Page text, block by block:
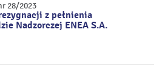
28/2023
z pełnienia
Nadzorczej ENEA S.A.